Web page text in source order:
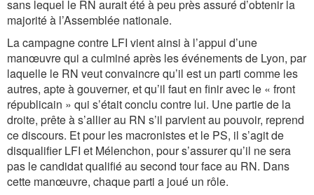
sans lequel le RN aurait été à peu près assuré d’obtenir la
majorité à l’Assemblée nationale.
La campagne contre LFI vient ainsi à l’appui d’une
manœuvre qui a culminé après les événements de Lyon, par
laquelle le RN veut convaincre qu’il est un parti comme les
autres, apte à gouverner, et qu’il faut en finir avec le « front
républicain » qui s’était conclu contre lui. Une partie de la
droite, prête à s’allier au RN s’il parvient au pouvoir, reprend
ce discours. Et pour les macronistes et le PS, il s’agit de
disqualifier LFI et Mélenchon, pour s’assurer qu’il ne sera
pas le candidat qualifié au second tour face au RN. Dans
cette manœuvre, chaque parti a joué un rôle.